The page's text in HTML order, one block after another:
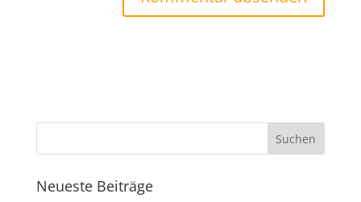
Neueste Beiträge